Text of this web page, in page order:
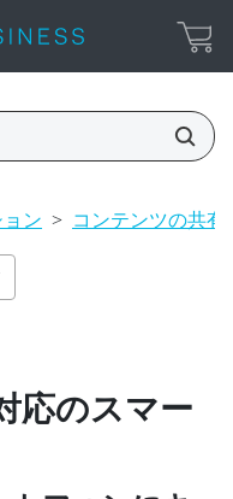
ン > コンテンツの共
応のスマー